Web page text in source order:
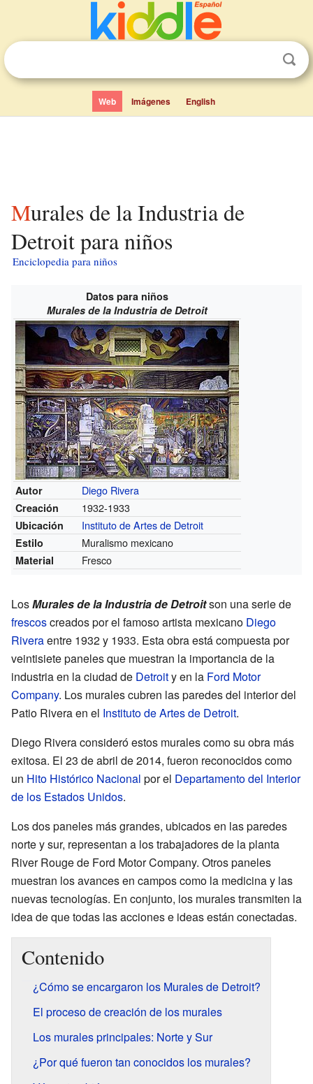
Web Imágenes English
Murales de la Industria de
Detroit para niños
Enciclopedia para niños
Datos para niños
Murales de la Industria de Detroit
Autor Diego Rivera
Creación 1932-1933
Ubicación Instituto de Artes de Detroit
Estilo Muralismo mexicano
Material Fresco
LosMurales de la Industria de Detroitson una serie de
frescoscreados por el famoso artista mexicano Diego
Riveraentre 1932 y 1933. Esta obra está compuesta por
veintisiete paneles que muestran la importancia de la
industria en la ciudad de Detroity en la Ford Motor
Company. Los murales cubren las paredes del interior del
Patio Rivera en el Instituto de Artes de Detroit.
Diego Rivera consideró estos murales como su obra más
exitosa. El 23 de abril de 2014, fueron reconocidos como
un Hito Histórico Nacional por el Departamento del Interior
de los Estados Unidos.
Los dos paneles más grandes, ubicados en las paredes
norte y sur, representan a los trabajadores de la planta
River Rouge de Ford Motor Company. Otros paneles
muestran los avances en campos como la medicina y las
nuevas tecnologías. En conjunto, los murales transmiten la
idea de que todas las acciones e ideas están conectadas.
Contenido
¿Cómo se encargaron los Murales de Detroit?
El proceso de creación de los murales
Los murales principales: Norte y Sur
¿Por qué fueron tan conocidos los murales?